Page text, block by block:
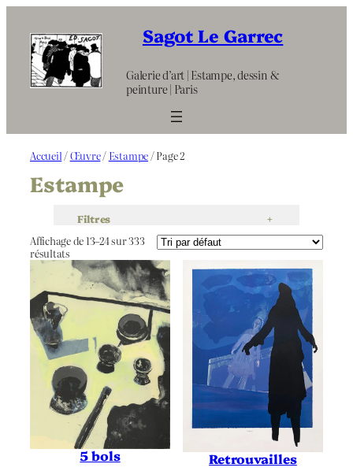
contenu
Sagot Le Garrec
Galerie d’art | Estampe, dessin &
peinture | Paris
Accueil /Œuvre/ Estampe / Page 2
Estampe
Filtres +
Affichage de 13–24 sur 333
résultats
5 bols
Retrouvailles